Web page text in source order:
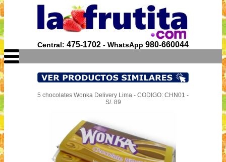
Central: 475-1702 - WhatsApp 980-660044
5 chocolates Wonka Delivery Lima - CODIGO: CHN01 -
S/. 89